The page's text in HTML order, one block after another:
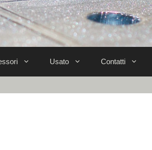
Usato Contatti